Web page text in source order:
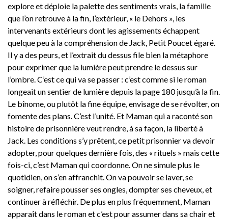
explore et déploie la palette des sentiments vrais, la famille
que l’on retrouve à la fin, l’extérieur, « le Dehors », les
intervenants extérieurs dont les agissements échappent
quelque peu à la compréhension de Jack, Petit Poucet égaré.
Il y a des peurs, et l’extrait du dessus file bien la métaphore
pour exprimer que la lumière peut prendre le dessus sur
l’ombre. C’est ce qui va se passer : c’est comme si le roman
longeait un sentier de lumière depuis la page 180 jusqu’à la fin.
Le bînome, ou plutôt la fine équipe, envisage de se révolter, on
fomente des plans. C’est l’unité. Et Maman qui a raconté son
histoire de prisonnière veut rendre, à sa façon, la liberté à
Jack. Les conditions s’y prêtent, ce petit prisonnier va devoir
adopter, pour quelques dernière fois, des « rituels » mais cette
fois-ci, c’est Maman qui coordonne. On ne simule plus le
quotidien, on s’en affranchit. On va pouvoir se laver, se
soigner, refaire pousser ses ongles, dompter ses cheveux, et
continuer à réfléchir. De plus en plus fréquemment, Maman
apparaît dans le roman et c’est pour assumer dans sa chair et